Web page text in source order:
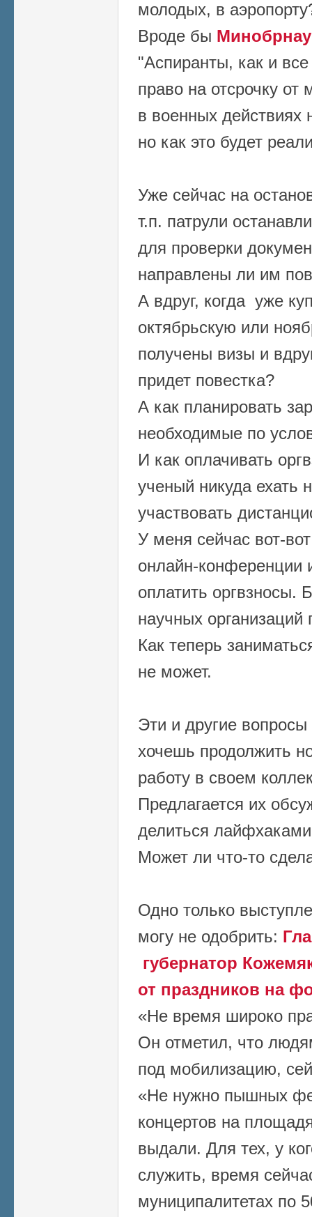
молодых, в
Вроде бы
"Аспиранты, как и
право на отсрочку от
в военных действиях
но как это будет
Уже сейчас на
т.п. патрули
для проверки
направлены ли им
А вдруг, когда уже
октябрьскую или
получены визы и
придет повестка?
А как планировать
необходимые по
И как оплачивать
ученый никуда ехать
участвовать
У меня сейчас вот-
онлайн-конференции
оплатить оргвзносы.
научных
Как теперь
не может.
Эти и другие
хочешь продолжить
работу в своем
Предлагается их
делиться
Может ли что-то
Одно только
могу не одобрить:
губернатор
от праздников на
«Не время широко
Он отметил, что
под мобилизацию,
«Не нужно пышных
концертов на
выдали. Для тех, у
служить, время
муниципалитетах по